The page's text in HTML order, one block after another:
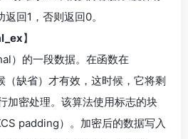
回1，否则返回0。
】
）的一段数据。在函数在
缺省）才有效，这时候，它将剩
加密处理。该算法使用标志的块
padding）。加密后的数据写入